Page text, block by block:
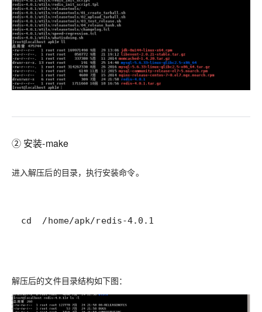
② 安装-make
进入解压后的目录，执行安装命令。
cd  /home/apk/redis-4.0.1
解压后的文件目录结构如下图：